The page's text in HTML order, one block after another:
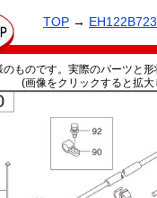
TOP →
ものです。実際のパーツと
(画像をクリックすると拡大